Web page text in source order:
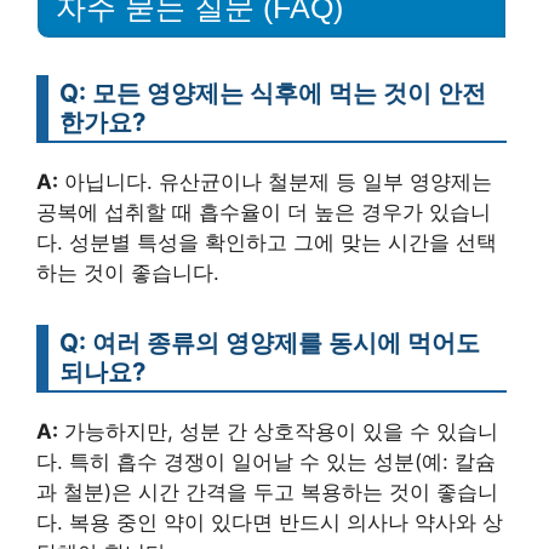
자주 묻는 질문 (FAQ)
Q: 모든 영양제는 식후에 먹는 것이 안전
한가요?
A: 아닙니다. 유산균이나 철분제 등 일부 영양제는
공복에 섭취할 때 흡수율이 더 높은 경우가 있습니
다. 성분별 특성을 확인하고 그에 맞는 시간을 선택
하는 것이 좋습니다.
Q: 여러 종류의 영양제를 동시에 먹어도
되나요?
A: 가능하지만, 성분 간 상호작용이 있을 수 있습니
다. 특히 흡수 경쟁이 일어날 수 있는 성분(예: 칼슘
과 철분)은 시간 간격을 두고 복용하는 것이 좋습니
다. 복용 중인 약이 있다면 반드시 의사나 약사와 상